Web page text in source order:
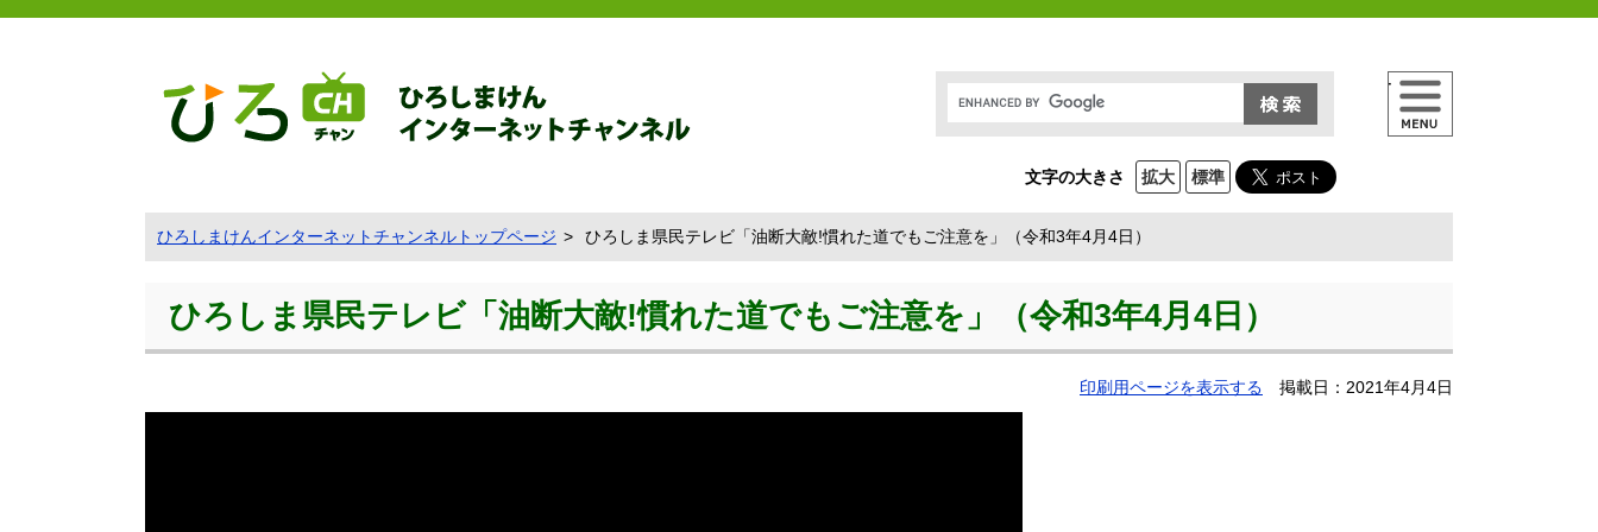
文字の大きさ 拡大 標準
メニュー
ひろしまけんインターネットチャンネルトップページ ひろしま県民テレビ「油断大敵!慣れた道でもご注意を」（令和3年4月4日）
ひろしま県民テレビ「油断大敵!慣れた道でもご注意を」（令和3年4月4日）
印刷用ページを表示する 掲載日：2021年4月4日